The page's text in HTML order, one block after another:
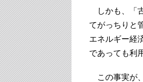
しかも、「
てがっちりと
エネルギー経
であっても利
この事実が